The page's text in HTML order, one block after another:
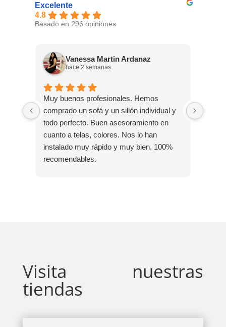
Excelente
4.8
Basado en 296 opiniones
Vanessa Martin Ardanaz
hace 2 semanas
Muy buenos profesionales. Hemos
comprado un sofá y un sillón individual y
todo perfecto. Buen asesoramiento en
cuanto a telas, colores. Nos lo han
instalado muy rápido y muy bien, 100%
recomendables.
Visita nuestras
tiendas